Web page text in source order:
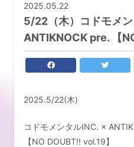
2025.05.22
5/22（木）コドモメ
ANTIKNOCK pre. 【
2025.5/22(木)
コドモメンタルINC. ×
【NO DOUBT!! vol.19】